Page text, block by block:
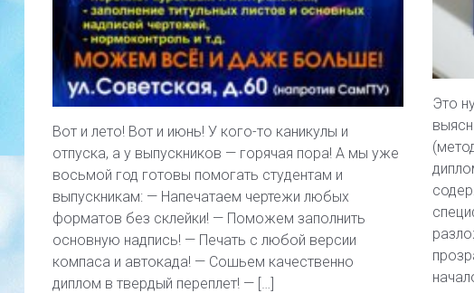
Вот и лето! Вот и июнь! У кого-то каникулы и
отпуска, а у выпускников — горячая пора! А мы уже
восьмой год готовы помогать студентам и
выпускникам: — Напечатаем чертежи любых
форматов без склейки! — Поможем заполнить
основную надпись! — Печать с любой версии
компаса и автокада! — Сошьем качественно
диплом в твердый переплет! — […]
Это